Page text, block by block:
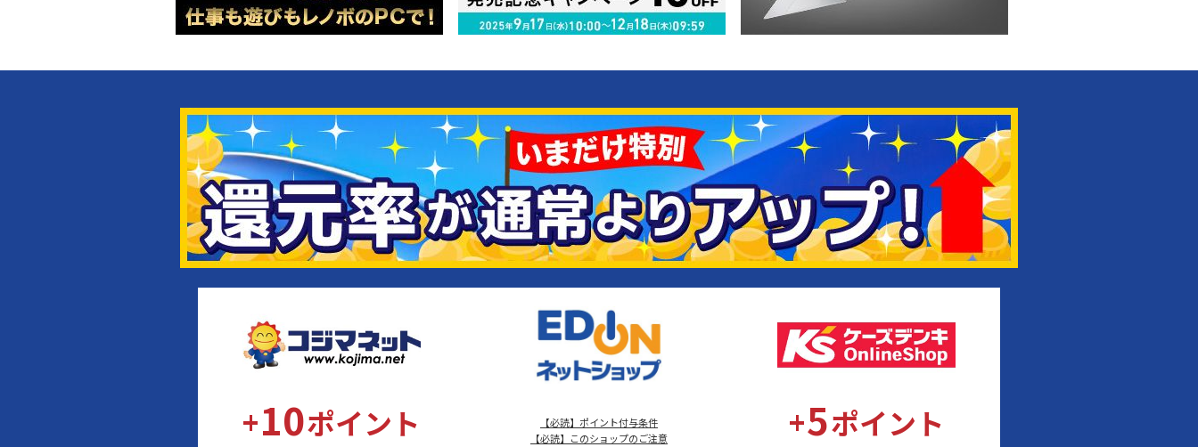
+10ポイント
【必読】ポイント付与条件
【必読】このショップのご注意
+5ポイント